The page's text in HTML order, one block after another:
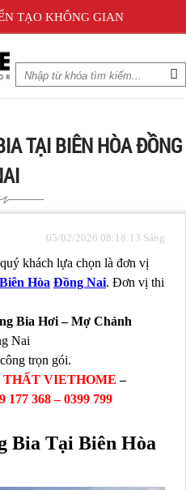
TẠO KHÔNG GIAN
TẠI BIÊN HÒA ĐỒNG
05/02/2026 08:18:13 Sáng
khách lựa chọn là đơn vị
Hòa Đồng Nai. Đơn vị thi
Bia Hơi – Mợ Chảnh
Nai
trọn gói.
VIETHOME –
177 368 – 0399 799
Bia Tại Biên Hòa